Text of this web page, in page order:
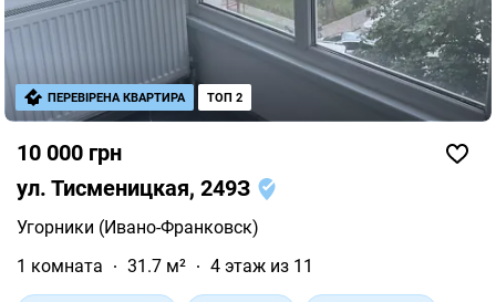
10 000 грн
ул. Тисменицкая, 249З
Угорники (Ивано-Франковск)
1 комната
31.7 м² 4 этаж из 11
ПЕРЕВІРЕНА КВАРТИРА ТОП 2